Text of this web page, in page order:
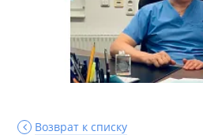
Возврат к списку